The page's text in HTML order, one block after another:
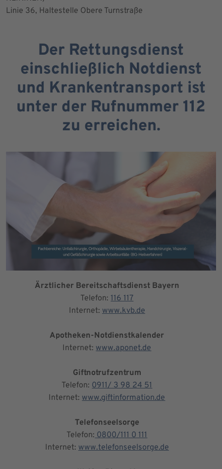
Linie 36, Haltestelle Obere Turnstraße
Der Rettungsdienst
einschließlich Notdienst
und Krankentransport ist
unter der Rufnummer 112
zu erreichen.
Ärztlicher Bereitschaftsdienst Bayern
Telefon:116 117
Internet: www.kvb.de
Apotheken-Notdienstkalender
Internet: www.aponet.de
Giftnotrufzentrum
Telefon: 0911/ 3 98 24 51
Internet: www.giftinformation.de
Telefonseelsorge
Telefon: 0800/111 0 111
Internet: www.telefonseelsorge.de